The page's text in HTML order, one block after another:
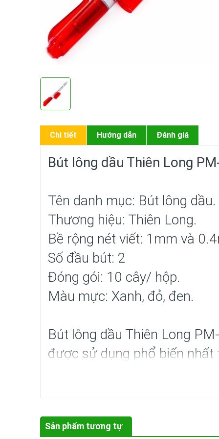
Chi tiết Hướng dẫn Đánh giá
Bút lông dầu Thiên Long
Tên danh mục: Bút lông dầu.
Thương hiệu: Thiên Long.
Bề rộng nét viết: 1mm và
Số đầu bút: 2
Đóng gói: 10 cây/ hộp.
Màu mực: Xanh, đỏ, đen.
Bút lông dầu Thiên Long
được sử dụng phổ biến nhất
sử dụng, chất lượng ổn
phẩm mới thuộc nhóm dụng
chuẩn chất lượng quốc tế,
Sản phẩm tương tự